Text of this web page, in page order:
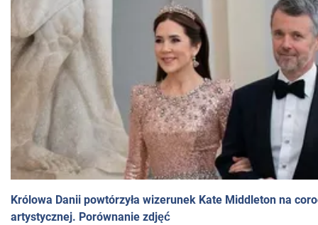
Królowa Danii powtórzyła wizerunek Kate Middleton na
artystycznej. Porównanie zdjęć